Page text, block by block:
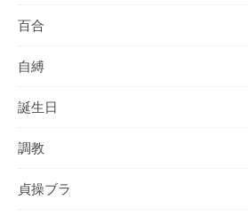
百合
自縛
誕生日
調教
貞操ブラ